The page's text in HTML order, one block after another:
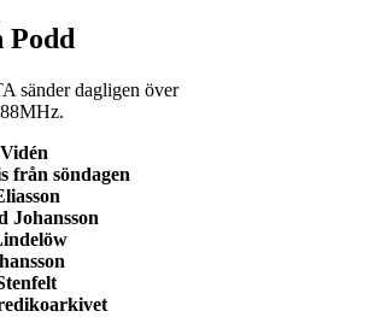
Podd
sänder dagligen över
från söndagen
Johansson